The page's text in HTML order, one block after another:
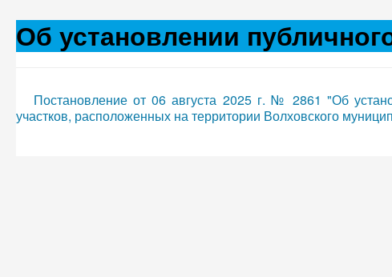
Об установлении
Постановление от 06 августа 2025 г. № 2861 "Об
участков, расположенных на территории Волховского